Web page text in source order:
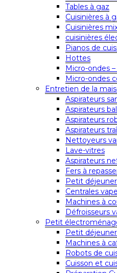
Tables à gaz
Cuisinières à
Cuisinières
cuisinières
Pianos de
Hottes
Micro-ondes
Micro-ondes
Entretien de la
Aspirateurs
Aspirateurs
Aspirateurs
Aspirateurs
Nettoyeurs
Lave-vitres
Aspirateurs
Fers à
Petit déjeuner
Centrales
Machines à
Défroisseurs
Petit
Petit déjeuner
Machines à
Robots de
Cuisson et